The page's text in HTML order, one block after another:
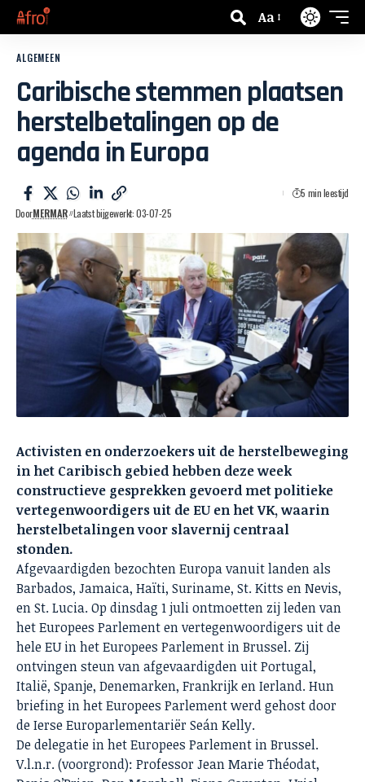
Aa
ALGEMEEN
Caribische stemmen plaatsen
herstelbetalingen op de
agenda in Europa
DoorMERMAR Laatst bijgewerkt: 03-07-25
5 min leestijd
Activisten en onderzoekers uit de herstelbeweging
in het Caribisch gebied hebben deze week
constructieve gesprekken gevoerd met politieke
vertegenwoordigers uit de EU en het VK, waarin
herstelbetalingen voor slavernij centraal
stonden.
Afgevaardigden bezochten Europa vanuit landen als
Barbados, Jamaica, Haïti, Suriname, St. Kitts en Nevis,
en St. Lucia. Op dinsdag 1 juli ontmoetten zij leden van
het Europees Parlement en vertegenwoordigers uit de
hele EU in het Europees Parlement in Brussel. Zij
ontvingen steun van afgevaardigden uit Portugal,
Italië, Spanje, Denemarken, Frankrijk en Ierland. Hun
briefing in het Europees Parlement werd gehost door
de Ierse Europarlementariër Seán Kelly.
De delegatie in het Europees Parlement in Brussel.
V.l.n.r. (voorgrond): Professor Jean Marie Théodat,